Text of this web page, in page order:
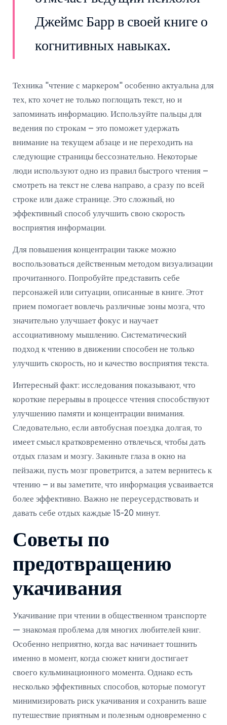
Джеймс Барр в своей книге о
когнитивных навыках.
Техника "чтение с маркером" особенно актуальна для
тех, кто хочет не только поглощать текст, но и
запоминать информацию. Используйте пальцы для
ведения по строкам – это поможет удержать
внимание на текущем абзаце и не переходить на
следующие страницы бессознательно. Некоторые
люди используют одно из правил быстрого чтения –
смотреть на текст не слева направо, а сразу по всей
строке или даже странице. Это сложный, но
эффективный способ улучшить свою скорость
восприятия информации.
Для повышения концентрации также можно
воспользоваться действенным методом визуализации
прочитанного. Попробуйте представить себе
персонажей или ситуации, описанные в книге. Этот
прием помогает вовлечь различные зоны мозга, что
значительно улучшает фокус и научает
ассоциативному мышлению. Систематический
подход к чтению в движении способен не только
улучшить скорость, но и качество восприятия текста.
Интересный факт: исследования показывают, что
короткие перерывы в процессе чтения способствуют
улучшению памяти и концентрации внимания.
Следовательно, если автобусная поездка долгая, то
имеет смысл кратковременно отвлечься, чтобы дать
отдых глазам и мозгу. Закиньте глаза в окно на
пейзажи, пусть мозг проветрится, а затем вернитесь к
чтению – и вы заметите, что информация усваивается
более эффективно. Важно не переусердствовать и
давать себе отдых каждые 15-20 минут.
Советы по
предотвращению
укачивания
Укачивание при чтении в общественном транспорте
— знакомая проблема для многих любителей книг.
Особенно неприятно, когда вас начинает тошнить
именно в момент, когда сюжет книги достигает
своего кульминационного момента. Однако есть
несколько эффективных способов, которые помогут
минимизировать риск укачивания и сохранить ваше
путешествие приятным и полезным одновременно с